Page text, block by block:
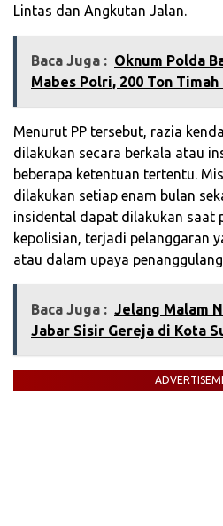
Lintas dan Angkutan Jalan.
Baca Juga : Oknum Polda
Mabes Polri, 200 Ton
Menurut PP tersebut, razia
dilakukan secara berkala atau
beberapa ketentuan tertentu.
dilakukan setiap enam bulan
insidental dapat dilakukan saat
kepolisian, terjadi pelanggaran
atau dalam upaya
Baca Juga : Jelang Malam
Jabar Sisir Gereja di Kota